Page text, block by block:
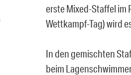
erste Mixed-Staffel im
Wettkampf-Tag) wird
In den gemischten
beim